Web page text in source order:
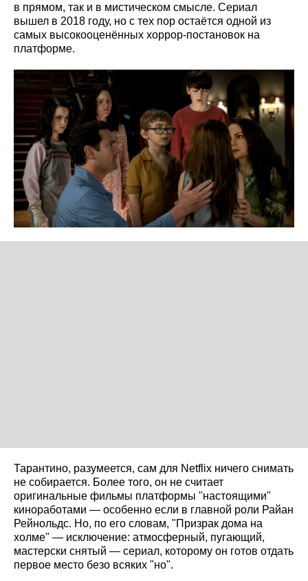
в прямом, так и в мистическом смысле. Сериал
вышел в 2018 году, но с тех пор остаётся одной из
самых высокооценённых хоррор-постановок на
платформе.
Тарантино, разумеется, сам для Netflix ничего снимать
не собирается. Более того, он не считает
оригинальные фильмы платформы "настоящими"
киноработами — особенно если в главной роли Райан
Рейнольдс. Но, по его словам, "Призрак дома на
холме" — исключение: атмосферный, пугающий,
мастерски снятый — сериал, которому он готов отдать
первое место безо всяких "но".